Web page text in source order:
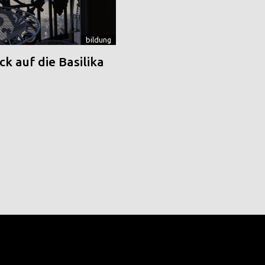
bildung
auf die Basilika